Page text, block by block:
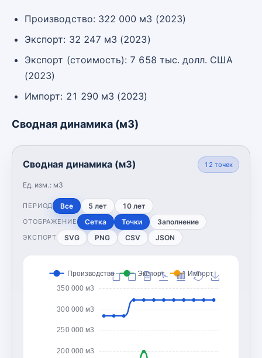
Производство: 322 000 м3 (2023)
Экспорт: 32 247 м3 (2023)
Экспорт (стоимость): 7 658 тыс. долл. США
(2023)
Импорт: 21 290 м3 (2023)
Сводная динамика (м3)
Сводная динамика (м3)
Ед. изм.: м3
12 точек
ПЕРИОД Все 5 лет 10 лет
ОТОБРАЖЕНИЕ Сетка Точки Заполнение
ЭКСПОРТ SVG PNG CSV JSON
200 000 м3
250 000 м3
300 000 м3
350 000 м3
Производство Экспорт Импорт